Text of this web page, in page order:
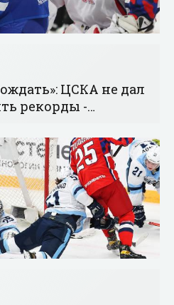
ЦСКА не дал
рекорды -